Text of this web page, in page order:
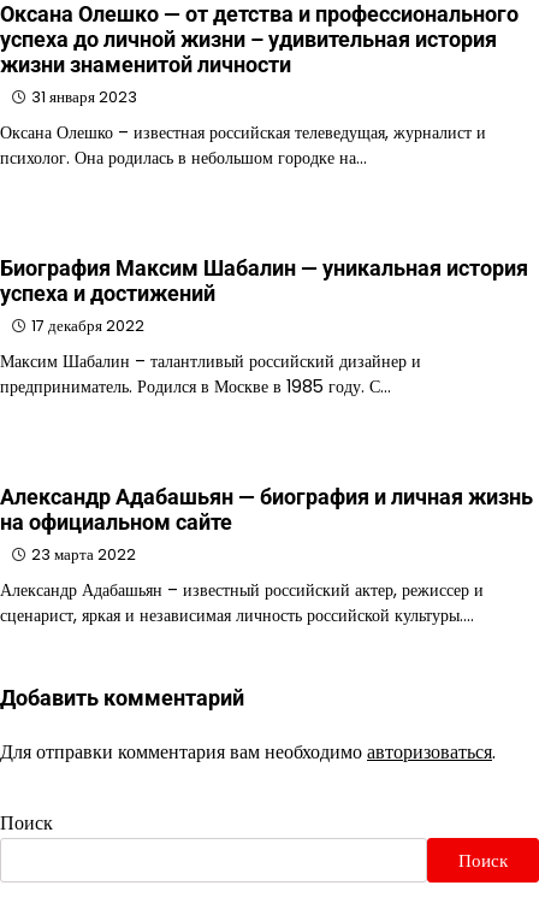
Оксана Олешко — от детства и профессионального
успеха до личной жизни – удивительная история
жизни знаменитой личности
31 января 2023
Оксана Олешко – известная российская телеведущая, журналист и
психолог. Она родилась в небольшом городке на…
Биография Максим Шабалин — уникальная история
успеха и достижений
17 декабря 2022
Максим Шабалин – талантливый российский дизайнер и
предприниматель. Родился в Москве в 1985 году. С…
Александр Адабашьян — биография и личная жизнь
на официальном сайте
23 марта 2022
Александр Адабашьян – известный российский актер, режиссер и
сценарист, яркая и независимая личность российской культуры.…
Добавить комментарий
Для отправки комментария вам необходимоавторизоваться.
Поиск
Поиск